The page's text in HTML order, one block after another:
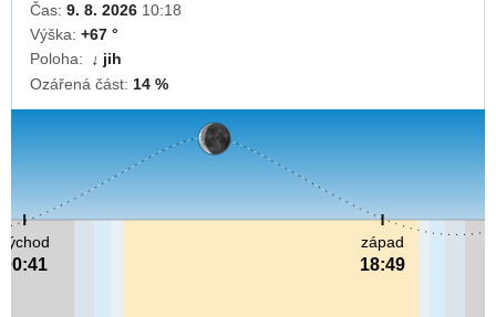
Čas: 9. 8. 2026 10:18
Výška: +67 °
Poloha:
↓ jih
Ozářená část: 14 %
východ
00:41
západ
18:49